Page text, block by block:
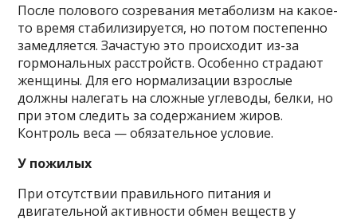
После полового созревания метаболизм на какое-
то время стабилизируется, но потом постепенно
замедляется. Зачастую это происходит из-за
гормональных расстройств. Особенно страдают
женщины. Для его нормализации взрослые
должны налегать на сложные углеводы, белки, но
при этом следить за содержанием жиров.
Контроль веса — обязательное условие.
У пожилых
При отсутствии правильного питания и
двигательной активности обмен веществ у